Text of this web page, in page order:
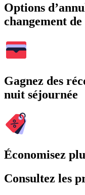
Options
changement
Gagnez des
nuit séjournée
Économisez
Consultez les